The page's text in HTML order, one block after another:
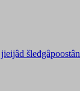
šleđgâpoostân